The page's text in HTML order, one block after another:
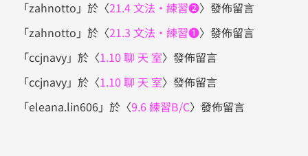
「zahnotto 」於〈21.4 文法・練習❷〉發佈留言
「zahnotto 」於〈21.3 文法・練習❶〉發佈留言
「ccjnavy」於〈1.10 聊 天 室〉發佈留言
「ccjnavy」於〈1.10 聊 天 室〉發佈留言
「eleana.lin606」於〈9.6 練習B/C〉發佈留言